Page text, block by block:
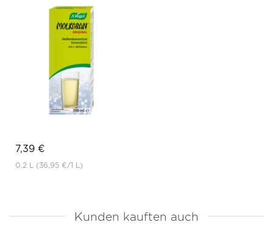
7,39 €
0.2 L (36,95 €/1 L)
Kunden kauften auch